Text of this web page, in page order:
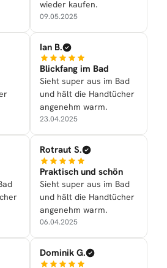
wieder kaufen.
09.05.2025
Ian B.
Blickfang im Bad
Sieht super aus im Bad
und hält die Handtücher
angenehm warm.
23.04.2025
Rotraut S.
Praktisch und schön
Sieht super aus im Bad
und hält die Handtücher
angenehm warm.
06.04.2025
Dominik G.